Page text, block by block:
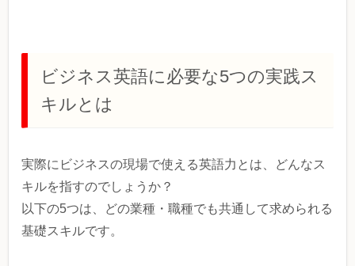
ビジネス英語に必要な5つの実践ス
キルとは
実際にビジネスの現場で使える英語力とは、どんなス
キルを指すのでしょうか？
以下の5つは、どの業種・職種でも共通して求められる
基礎スキルです。